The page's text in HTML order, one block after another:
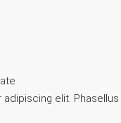
elit. Phasellus